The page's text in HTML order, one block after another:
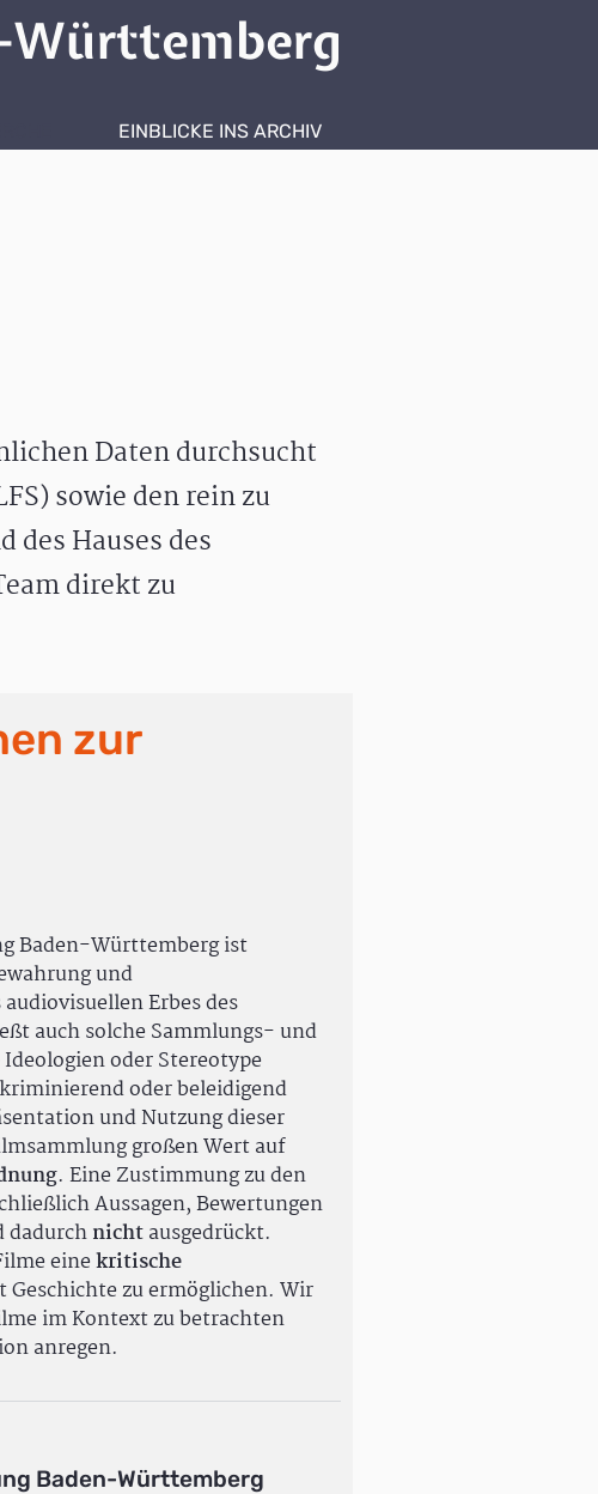
Württemberg
EINBLICKE INS ARCHIV
Daten durchsucht
sowie den rein zu
Hauses des
direkt zu
zur
Baden-Württemberg ist
und
Erbes des
auch solche Sammlungs- und
oder Stereotype
oder beleidigend
und Nutzung dieser
großen Wert auf
. Eine Zustimmung zu den
Aussagen, Bewertungen
dadurchnichtausgedrückt.
einekritische
zu ermöglichen. Wir
im Kontext zu betrachten
anregen.
Baden-Württemberg